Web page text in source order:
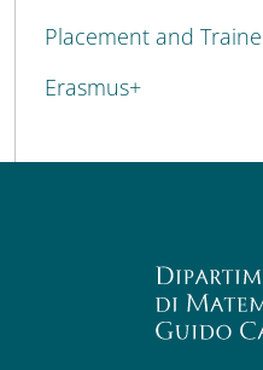
Placement and
Erasmus+